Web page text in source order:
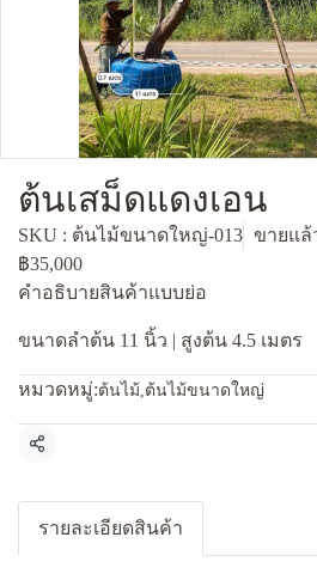
ต้นเสม็ดแดงเอน
SKU : ต้นไม้ขนาดใหญ่-013 ขายแล้
฿35,000
คำอธิบายสินค้าแบบย่อ
ขนาดลำต้น 11 นิ้ว | สูงต้น 4.5 เมตร
หมวดหมู่:ต้นไม้,ต้นไม้ขนาดใหญ่
แชร์
รายละเอียดสินค้า